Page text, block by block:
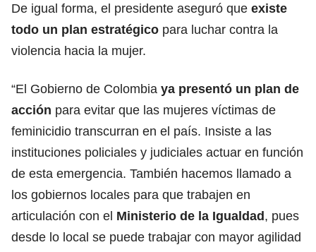
De igual forma, el presidente aseguró que existe
todo un plan estratégico para luchar contra la
violencia hacia la mujer.
“El Gobierno de Colombia ya presentó un plan de
acción para evitar que las mujeres víctimas de
feminicidio transcurran en el país. Insiste a las
instituciones policiales y judiciales actuar en función
de esta emergencia. También hacemos llamado a
los gobiernos locales para que trabajen en
articulación con el Ministerio de la Igualdad, pues
desde lo local se puede trabajar con mayor agilidad